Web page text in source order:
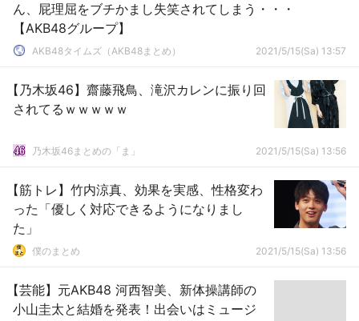
ん、屁理屈をブチかまし失笑されてしまう・・・
【AKB48グループ】
AKB48タイムズ（AKB48まとめ） 2021/5/15(Sa) 13:57
【乃木坂46】齋藤飛鳥、滝沢カレンに振り回
されてるｗｗｗｗｗ
乃木坂46まとめの「ま」 2021/5/15(Sa) 13:56
【筋トレ】竹内涼真、効果を実感、性格変わ
った「優しく対応できるようになりまし
た」
僕のまとめ 2021/5/15(Sa) 13:56
【芸能】元AKB48 河西智美、新体操講師の
小山圭太と結婚を発表！出会いはミュージ